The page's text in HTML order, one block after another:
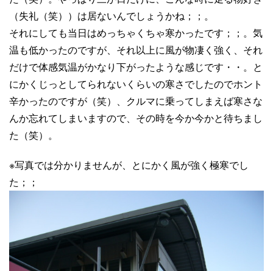
（失礼（笑））は居ないんでしょうかね；；。
それにしても当日はめっちゃくちゃ寒かったです；；。気
温も低かったのですが、それ以上に風が物凄く強く、それ
だけで体感気温がかなり下がったような感じです・・。と
にかくじっとしてられないくらいの寒さでしたのでホント
辛かったのですが（笑）、クルマに乗ってしまえば寒さな
んか忘れてしまいますので、その時を今か今かと待ちまし
た（笑）。
※写真では分かりませんが、とにかく風が強く極寒でし
た；；